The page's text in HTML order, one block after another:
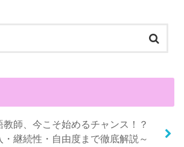
教師、今こそ始めるチャンス！？
・継続性・自由度まで徹底解説～